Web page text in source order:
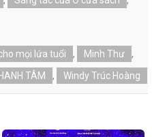
mọi lứa tuổi , Minh Thư
,
TÂM , Windy Trúc Hoàng